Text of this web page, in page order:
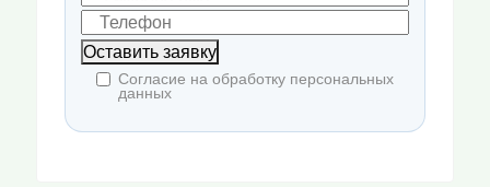
Оставить заявку
Согласие на обработку персональных
данных